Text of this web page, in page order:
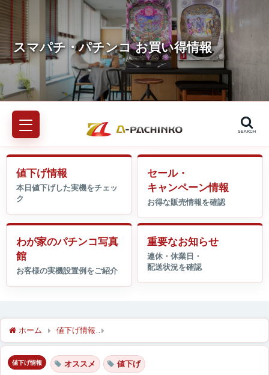
SEARCH
値下げ情報
セール・
キャンペーン情報
わが家のパチンコ写真
館
重要なお知らせ
ホーム 値下げ情報
値下げ情報 オススメ 値下げ